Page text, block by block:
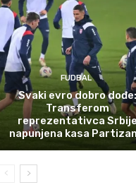
FUDBAL
Svaki evro dobro dođe:
Transferom
reprezentativca
napunjena kasa